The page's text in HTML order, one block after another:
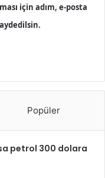
için adım, e-posta
Popüler
petrol 300 dolara